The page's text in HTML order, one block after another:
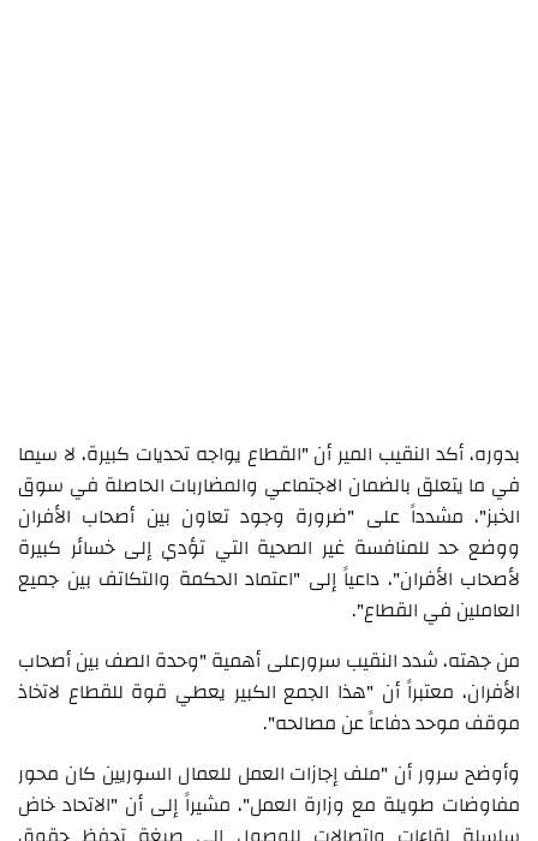
بدوره، أكد النقيب المير أن "القطاع يواجه تحديات كبيرة، لا سيما
في ما يتعلق بالضمان الاجتماعي والمضاربات الحاصلة في سوق
الخبز"، مشدداً على "ضرورة وجود تعاون بين أصحاب الأفران
ووضع حد للمنافسة غير الصحية التي تؤدي إلى خسائر كبيرة
لأصحاب الأفران"، داعياً إلى "اعتماد الحكمة والتكاتف بين جميع
العاملين في القطاع".
من جهته، شدد النقيب سرورعلى أهمية "وحدة الصف بين أصحاب
الأفران، معتبراً أن "هذا الجمع الكبير يعطي قوة للقطاع لاتخاذ
موقف موحد دفاعاً عن مصالحه".
وأوضح سرور أن "ملف إجازات العمل للعمال السوريين كان محور
مفاوضات طويلة مع وزارة العمل"، مشيراً إلى أن "الاتحاد خاض